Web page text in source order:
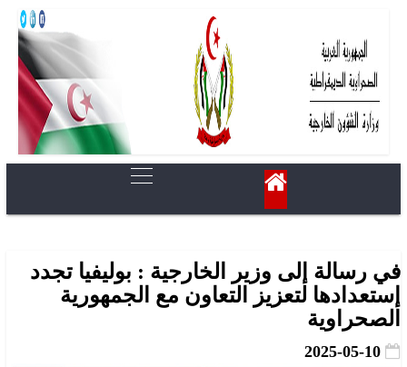
في رسالة إلى وزير الخارجية : بوليفيا تجدد
إستعدادها لتعزيز التعاون مع الجمهورية
الصحراوية
2025-05-10